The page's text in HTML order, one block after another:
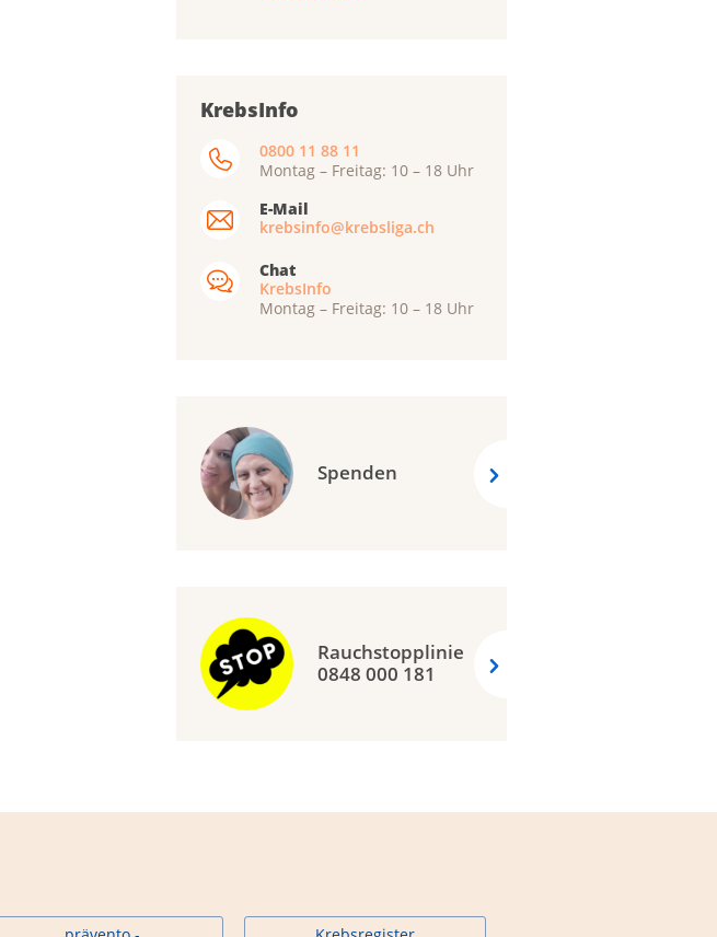
KrebsInfo
0800 11 88 11
Montag – Freitag: 10 – 18 Uhr
E-Mail
krebsinfo@krebsliga.ch
Chat
KrebsInfo
Montag – Freitag: 10 – 18 Uhr
Spenden
Rauchstopplinie
0848 000 181